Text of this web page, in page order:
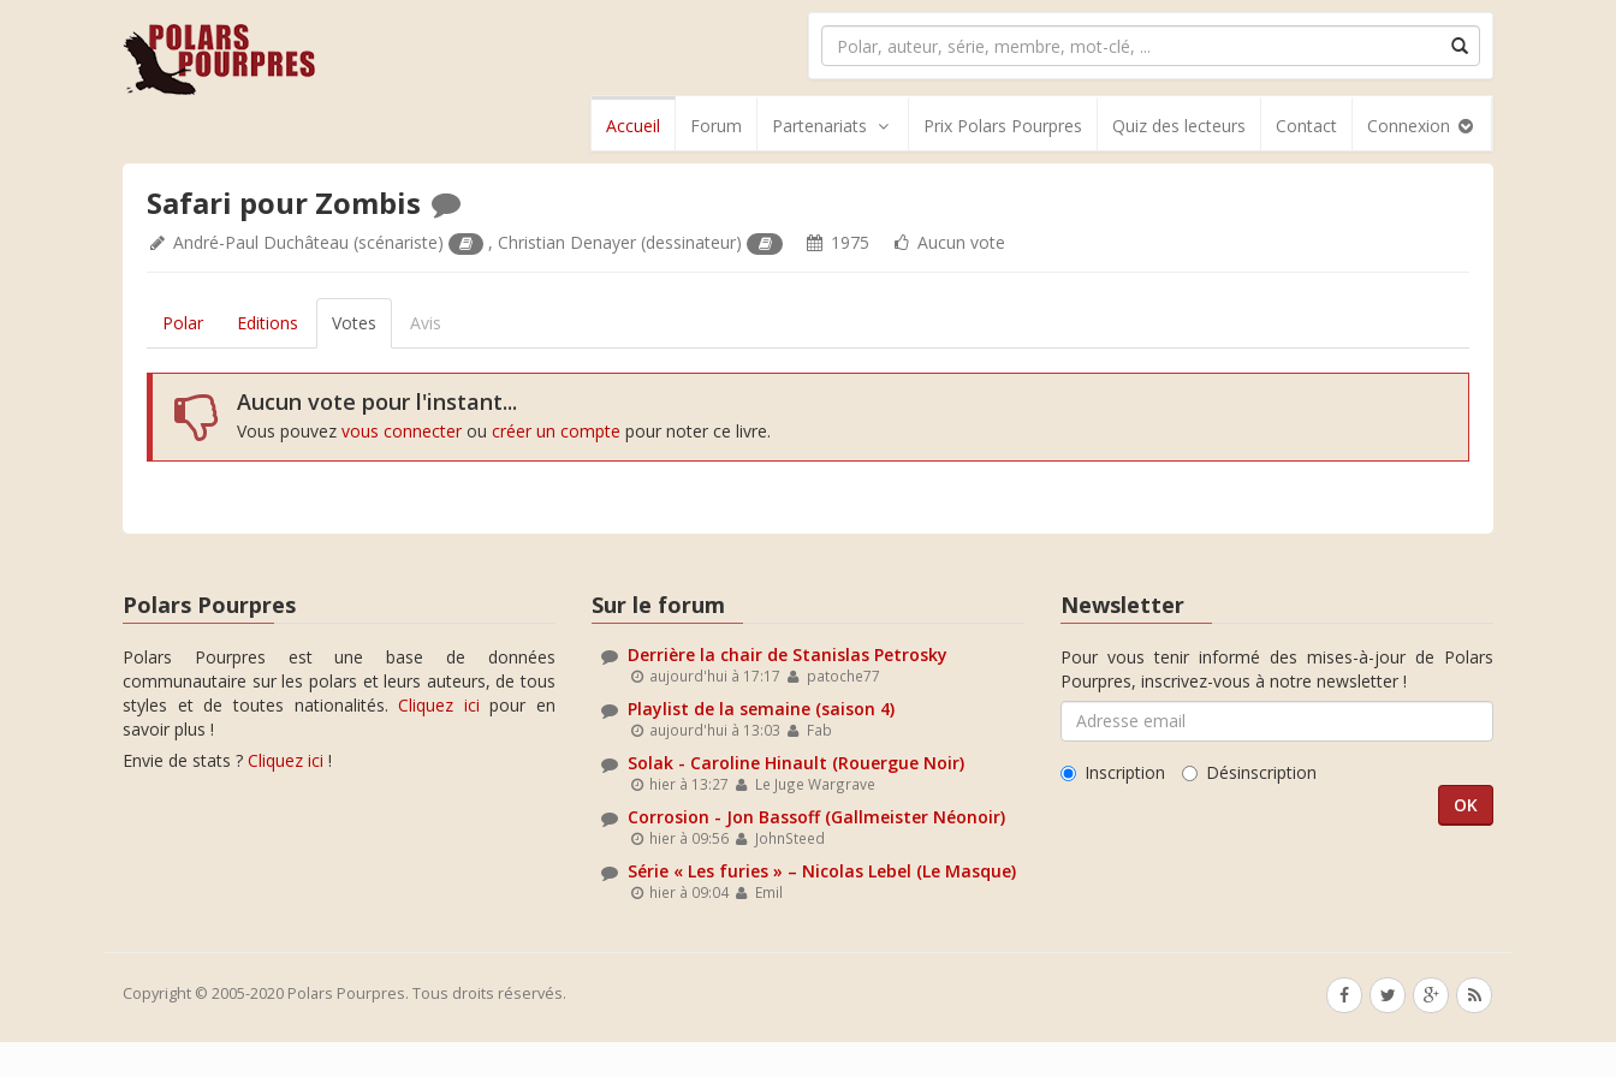
Accueil Forum Partenariats Prix Polars Pourpres Quiz des lecteurs Contact Connexion
Safari pour Zombis
André-Paul Duchâteau (scénariste) , Christian Denayer (dessinateur) 1975 Aucun vote
Polar Editions Votes Avis
Aucun vote pour l'instant...
Vous pouvez vous connecter ou créer un compte pour noter ce livre.
Polars Pourpres
Polars Pourpres est une base de données
communautaire sur les polars et leurs auteurs, de tous
styles et de toutes nationalités.Cliquez ici pour en
savoir plus !
Envie de stats ? Cliquez ici !
Sur le forum
Derrière la chair de Stanislas Petrosky
aujourd'hui à 17:17 patoche77
Playlist de la semaine (saison 4)
aujourd'hui à 13:03 Fab
Solak - Caroline Hinault (Rouergue Noir)
hier à 13:27 Le Juge Wargrave
Corrosion - Jon Bassoff (Gallmeister Néonoir)
hier à 09:56 JohnSteed
Série « Les furies » – Nicolas Lebel (Le Masque)
hier à 09:04 Emil
Newsletter
Pour vous tenir informé des mises-à-jour de Polars
Pourpres, inscrivez-vous à notre newsletter !
Inscription Désinscription
Copyright © 2005-2020 Polars Pourpres. Tous droits réservés.